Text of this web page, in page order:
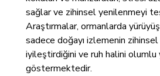
sağlar ve zihinsel yenilenmeyi
Araştırmalar, ormanlarda
sadece doğayı izlemenin zihinsel
iyileştirdiğini ve ruh halini
göstermektedir.